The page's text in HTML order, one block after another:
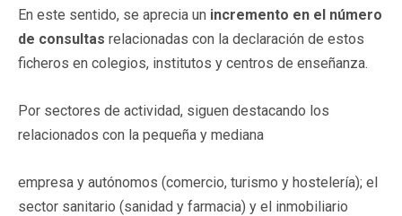
En este sentido, se aprecia un incremento en el número
de consultas relacionadas con la declaración de estos
ficheros en colegios, institutos y centros de enseñanza.
Por sectores de actividad, siguen destacando los
relacionados con la pequeña y mediana
empresa y autónomos (comercio, turismo y hostelería); el
sector sanitario (sanidad y farmacia) y el inmobiliario